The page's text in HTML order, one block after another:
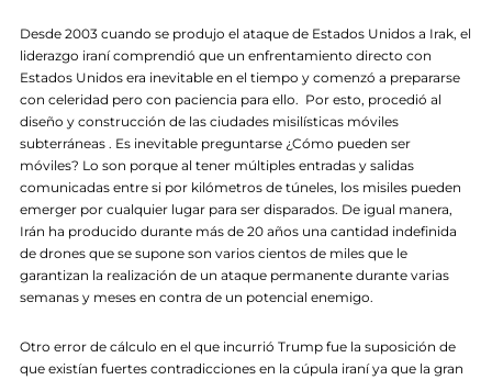
Desde 2003 cuando se produjo el ataque de Estados Unidos a Irak, el
liderazgo iraní comprendió que un enfrentamiento directo con
Estados Unidos era inevitable en el tiempo y comenzó a prepararse
con celeridad pero con paciencia para ello. Por esto, procedió al
diseño y construcción de las ciudades misilísticas móviles
subterráneas . Es inevitable preguntarse ¿Cómo pueden ser
móviles? Lo son porque al tener múltiples entradas y salidas
comunicadas entre si por kilómetros de túneles, los misiles pueden
emerger por cualquier lugar para ser disparados. De igual manera,
Irán ha producido durante más de 20 años una cantidad indefinida
de drones que se supone son varios cientos de miles que le
garantizan la realización de un ataque permanente durante varias
semanas y meses en contra de un potencial enemigo.
Otro error de cálculo en el que incurrió Trump fue la suposición de
que existían fuertes contradicciones en la cúpula iraní ya que la gran